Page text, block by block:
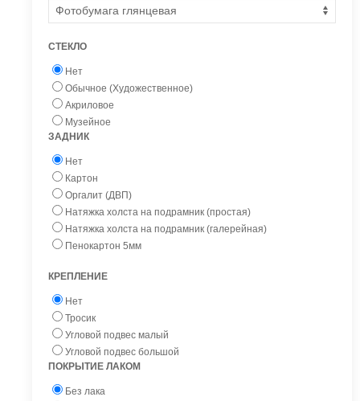
СТЕКЛО
Нет
Обычное (Художественное)
Акриловое
Музейное
ЗАДНИК
Нет
Картон
Оргалит (ДВП)
Натяжка холста на подрамник (простая)
Натяжка холста на подрамник (галерейная)
Пенокартон 5мм
КРЕПЛЕНИЕ
Нет
Тросик
Угловой подвес малый
Угловой подвес большой
ПОКРЫТИЕ ЛАКОМ
Без лака